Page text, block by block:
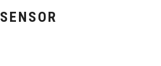
SENSOR